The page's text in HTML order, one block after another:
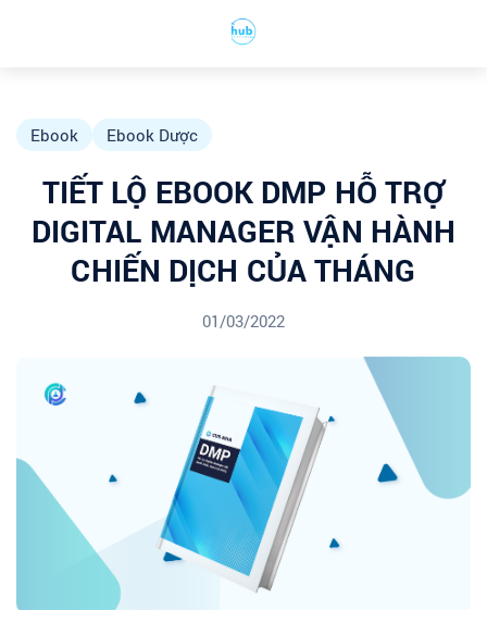
Ebook Ebook Dược
TIẾT LỘ EBOOK DMP HỖ TRỢ
DIGITAL MANAGER VẬN HÀNH
CHIẾN DỊCH CỦA THÁNG
01/03/2022